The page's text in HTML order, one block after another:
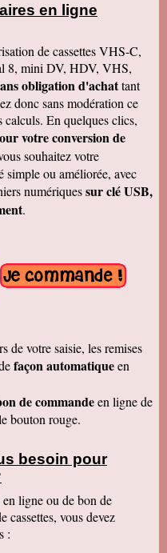
émus de revoir tout
filles petites, il y
mariage... Merci
PS / je ne
votre
c'est parfait.
est parfait. Je
Bien cordialement
fénoménal que
Le disque
mes 3 enfants
MERCI MERCI Je
à mon
beaucoup, j'aurai
dont du super8.
sont ouverts.
Il est
aux
sont impeccables.
en ligne
de cassettes VHS-C,
8, mini DV, HDV, VHS,
obligation d'achattant
donc sans modération ce
calculs. En quelques clics,
votre conversion de
souhaitez votre
simple ou améliorée, avec
numériquessur clé USB,
.
de votre saisie, les remises
façon automatiqueen
de commandeen ligne de
bouton rouge.
besoin pour
ligne ou de bon de
cassettes, vous devez
: